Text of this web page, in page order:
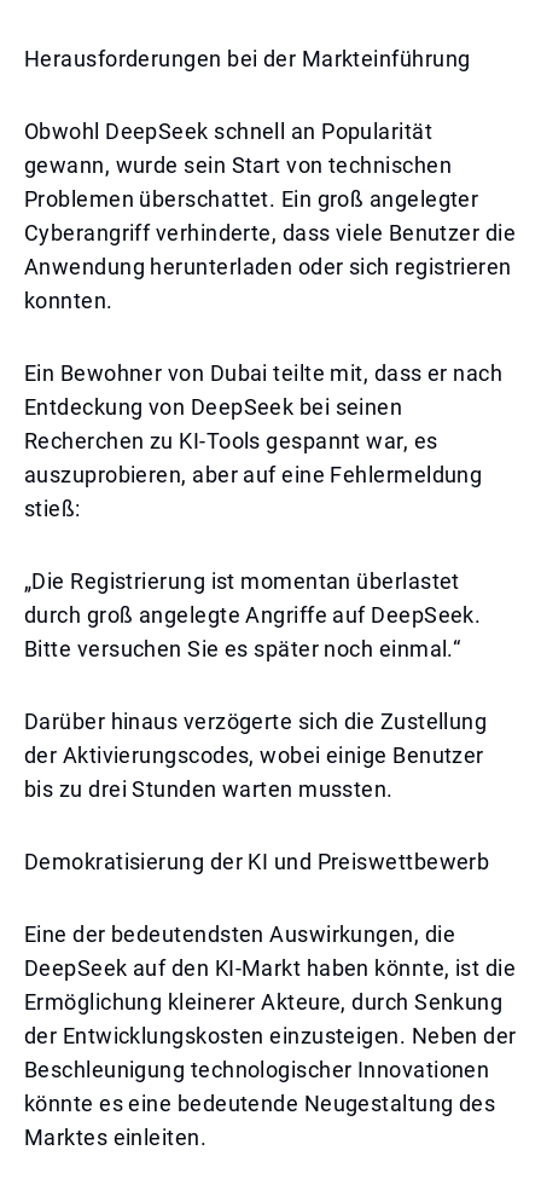
Herausforderungen bei der Markteinführung
Obwohl DeepSeek schnell an Popularität
gewann, wurde sein Start von technischen
Problemen überschattet. Ein groß angelegter
Cyberangriff verhinderte, dass viele Benutzer die
Anwendung herunterladen oder sich registrieren
konnten.
Ein Bewohner von Dubai teilte mit, dass er nach
Entdeckung von DeepSeek bei seinen
Recherchen zu KI-Tools gespannt war, es
auszuprobieren, aber auf eine Fehlermeldung
stieß:
„Die Registrierung ist momentan überlastet
durch groß angelegte Angriffe auf DeepSeek.
Bitte versuchen Sie es später noch einmal.“
Darüber hinaus verzögerte sich die Zustellung
der Aktivierungscodes, wobei einige Benutzer
bis zu drei Stunden warten mussten.
Demokratisierung der KI und Preiswettbewerb
Eine der bedeutendsten Auswirkungen, die
DeepSeek auf den KI-Markt haben könnte, ist die
Ermöglichung kleinerer Akteure, durch Senkung
der Entwicklungskosten einzusteigen. Neben der
Beschleunigung technologischer Innovationen
könnte es eine bedeutende Neugestaltung des
Marktes einleiten.